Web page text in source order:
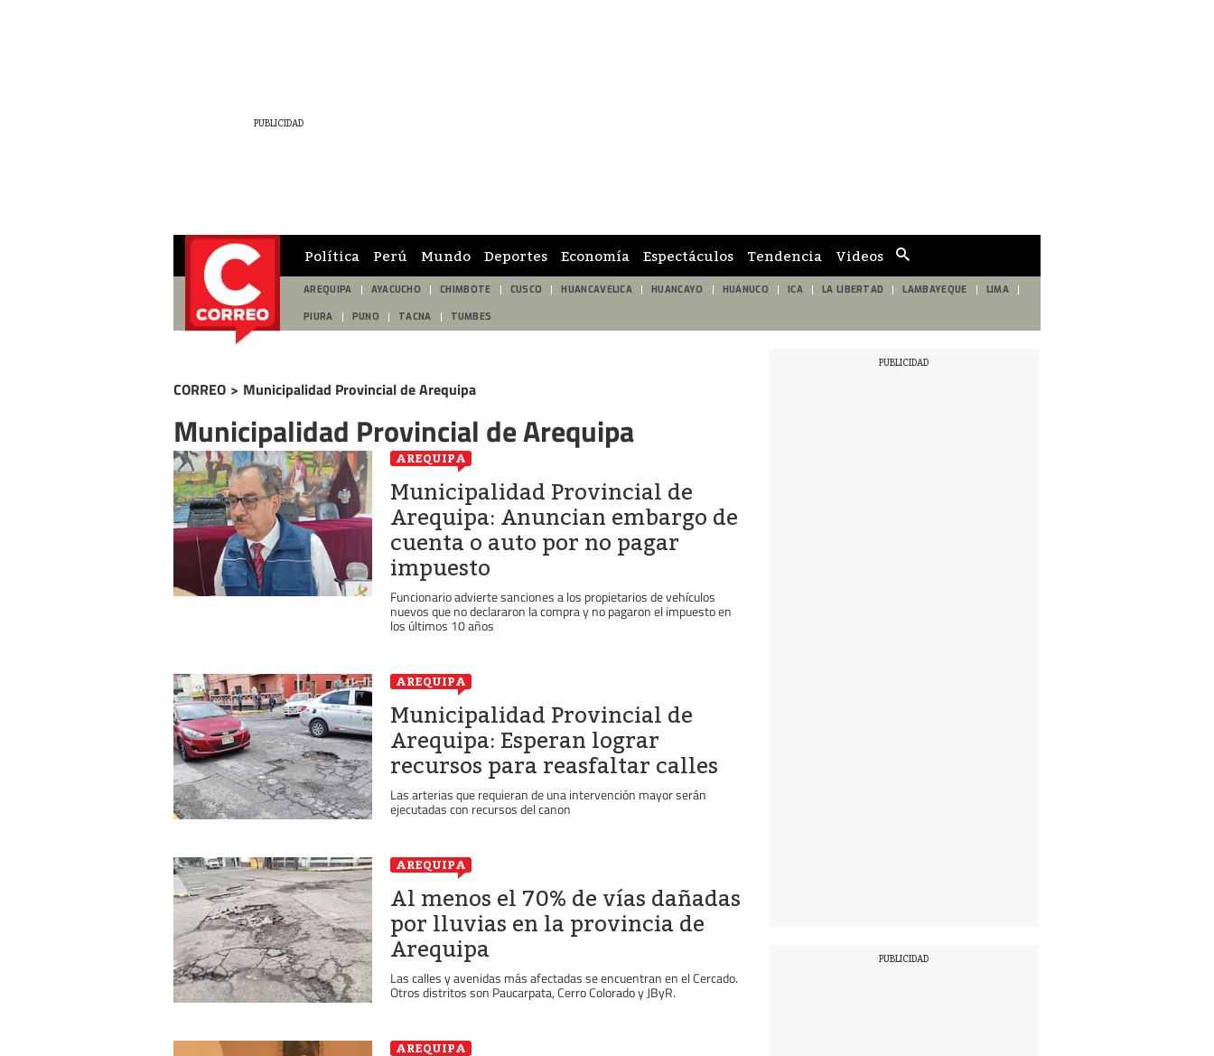
de
búsqueda
Política Perú Mundo Deportes Economía Espectáculos Tendencia Videos
AREQUIPA AYACUCHO CHIMBOTE CUSCO HUANCAVELICA HUANCAYO HUÁNUCO ICA LA LIBERTAD LAMBAYEQUE LIMA
PIURA PUNO TACNA TUMBES
CORREO > Municipalidad Provincial de Arequipa
Municipalidad Provincial de Arequipa
AREQUIPA
Municipalidad Provincial de
Arequipa: Anuncian embargo de
cuenta o auto por no pagar
impuesto
Funcionario advierte sanciones a los propietarios de vehículos
nuevos que no declararon la compra y no pagaron el impuesto en
los últimos 10 años
AREQUIPA
Municipalidad Provincial de
Arequipa: Esperan lograr
recursos para reasfaltar calles
Las arterias que requieran de una intervención mayor serán
ejecutadas con recursos del canon
AREQUIPA
Al menos el 70% de vías dañadas
por lluvias en la provincia de
Arequipa
Las calles y avenidas más afectadas se encuentran en el Cercado.
Otros distritos son Paucarpata, Cerro Colorado y JByR.
AREQUIPA